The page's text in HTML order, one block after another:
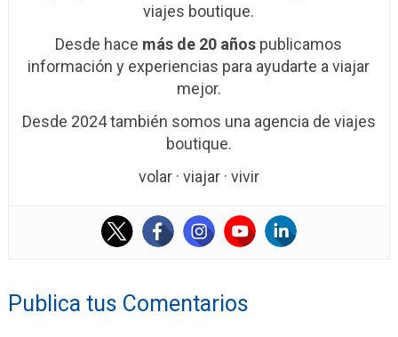
viajes boutique.
Desde hace más de 20 años publicamos
información y experiencias para ayudarte a viajar
mejor.
Desde 2024 también somos una agencia de viajes
boutique.
volar · viajar · vivir
Publica tus Comentarios